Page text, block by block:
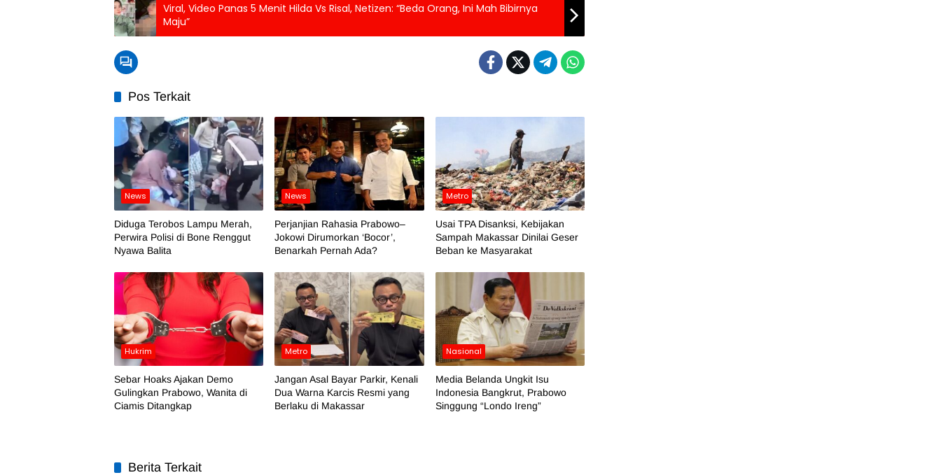
Viral, Video Panas 5 Menit Hilda Vs Risal, Netizen: “Beda Orang, Ini Mah Bibirnya
Maju”
Pos Terkait
News
Diduga Terobos Lampu Merah,
Perwira Polisi di Bone Renggut
Nyawa Balita
News
Perjanjian Rahasia Prabowo–
Jokowi Dirumorkan ‘Bocor’,
Benarkah Pernah Ada?
Metro
Usai TPA Disanksi, Kebijakan
Sampah Makassar Dinilai Geser
Beban ke Masyarakat
Hukrim
Sebar Hoaks Ajakan Demo
Gulingkan Prabowo, Wanita di
Ciamis Ditangkap
Metro
Jangan Asal Bayar Parkir, Kenali
Dua Warna Karcis Resmi yang
Berlaku di Makassar
Nasional
Media Belanda Ungkit Isu
Indonesia Bangkrut, Prabowo
Singgung “Londo Ireng”
Berita Terkait